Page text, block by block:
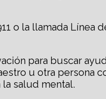
o la llamada Línea
para buscar
u otra persona
salud mental.